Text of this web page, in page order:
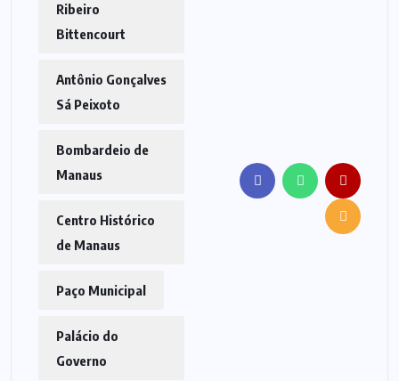
Ribeiro
Bittencourt
Antônio Gonçalves
Sá Peixoto
Bombardeio de
Manaus
Centro Histórico
de Manaus
Paço Municipal
Palácio do
Governo